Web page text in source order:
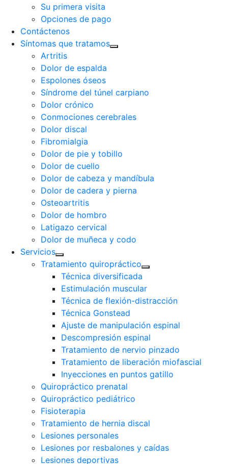
Su primera visita
Opciones de pago
Contáctenos
Síntomas que tratamos
Artritis
Dolor de espalda
Espolones óseos
Síndrome del túnel carpiano
Dolor crónico
Conmociones cerebrales
Dolor discal
Fibromialgia
Dolor de pie y tobillo
Dolor de cuello
Dolor de cabeza y mandíbula
Dolor de cadera y pierna
Osteoartritis
Dolor de hombro
Latigazo cervical
Dolor de muñeca y codo
Servicios
Tratamiento quiropráctico
Técnica diversificada
Estimulación muscular
Técnica de flexión-distracción
Técnica Gonstead
Ajuste de manipulación espinal
Descompresión espinal
Tratamiento de nervio pinzado
Tratamiento de liberación miofascial
Inyecciones en puntos gatillo
Quiropráctico prenatal
Quiropráctico pediátrico
Fisioterapia
Tratamiento de hernia discal
Lesiones personales
Lesiones por resbalones y caídas
Lesiones deportivas